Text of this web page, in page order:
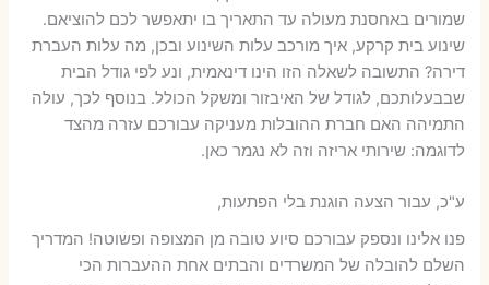
שמורים באחסנת מעולה עד התאריך בו יתאפשר לכם להוציאם.
שינוע בית קרקע, איך מורכב עלות השינוע ובכן, מה עלות העברת
דירה? התשובה לשאלה הזו הינו דינאמית, ונע לפי גודל הבית
שבבעלותכם, לגודל של האיבזור ומשקל הכולל. בנוסף לכך, עולה
התמיהה האם חברת ההובלות מעניקה עבורכם עזרה מהצד
לדוגמה: שירותי אריזה וזה לא נגמר כאן.
ע"כ, עבור הצעה הוגנת בלי הפתעות,
פנו אלינו ונספק עבורכם סיוע טובה מן המצופה ופשוטה! המדריך
השלם להובלה של המשרדים והבתים אחת ההעברות הכי